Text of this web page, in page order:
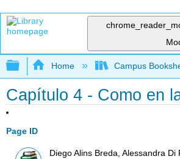
Expand/collapse global
Home Campus
Capítulo 4 - Como en
Page ID
Diego Alins Breda, Alessandra Di